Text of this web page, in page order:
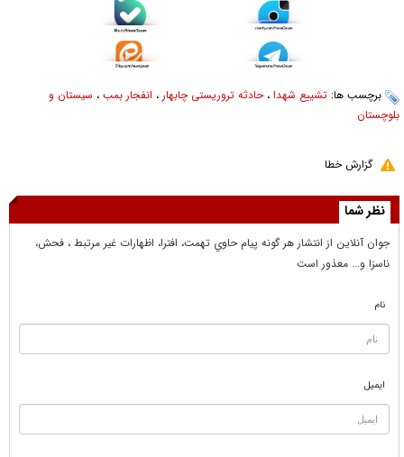
برچسب ها: تشییع شهدا ،حادثه تروریستی چابهار ، انفجار بمب ، سیستان و
بلوچستان
گزارش خطا
نظر شما
جوان آنلاين از انتشار هر گونه پيام حاوي تهمت، افترا، اظهارات غير مرتبط ، فحش،
ناسزا و... معذور است
نام
ایمیل